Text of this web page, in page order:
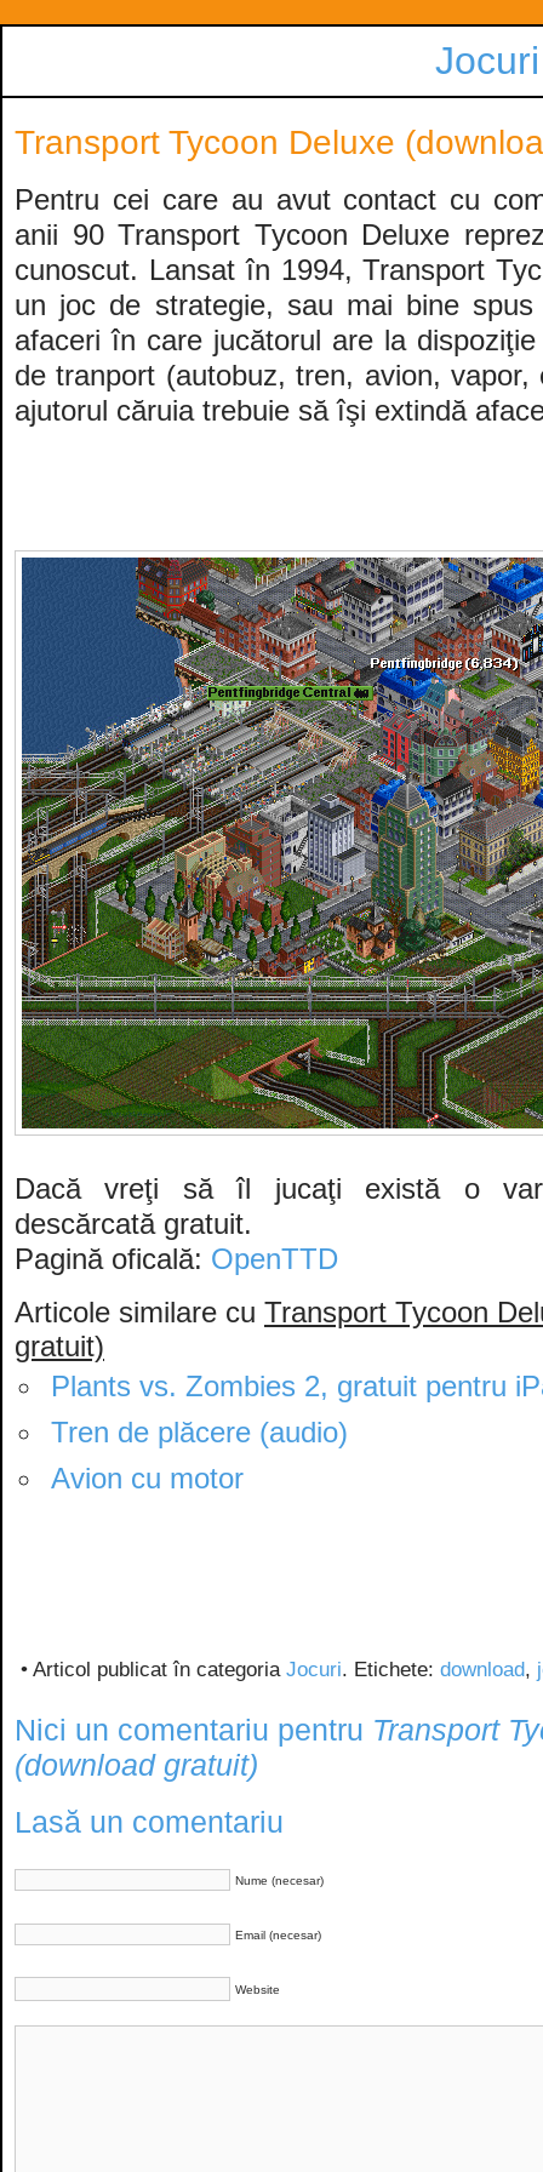
Transport Tycoon Deluxe
Pentru cei care au avut contact cu
anii 90 Transport Tycoon Deluxe
cunoscut. Lansat în 1994, Transport
un joc de strategie, sau mai bine
afaceri în care jucătorul are la
de tranport (autobuz, tren, avion, vapor,
ajutorul căruia trebuie să îşi extindă
Dacă vreţi să îl jucaţi există o
descărcată gratuit.
Pagină oficală: OpenTTD
Articole similare cu Transport Tycoon
gratuit)
Plants vs. Zombies 2, gratuit pentru
Tren de plăcere (audio)
Avion cu motor
• Articol publicat în categoria Jocuri. Etichete: download,
Nici un comentariu pentru Transport
(download gratuit)
Lasă un comentariu
Nume (necesar)
Email (necesar)
Website